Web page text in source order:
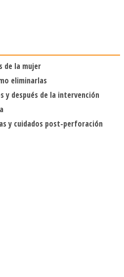
de la mujer
eliminarlas
y después de la intervención
y cuidados post-perforación